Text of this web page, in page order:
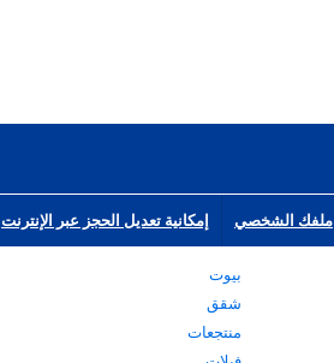
ملفك الشخصي إمكانية تعديل الحجز عبر الإنترنت
بيوت
شقق
منتجعات